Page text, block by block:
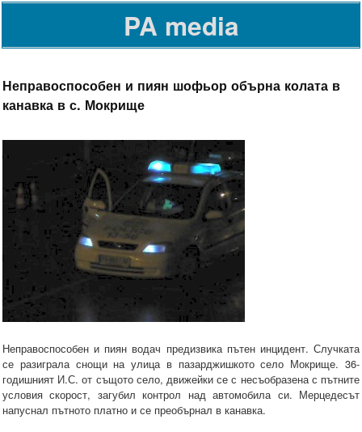
PA media
Неправоспособен и пиян шофьор обърна колата в
канавка в с. Мокрище
Неправоспособен и пиян водач предизвика пътен инцидент. Случката
се разиграла снощи на улица в пазарджишкото село Мокрище. 36-
годишният И.С. от същото село, движейки се с несъобразена с пътните
условия скорост, загубил контрол над автомобила си. Мерцедесът
напуснал пътното платно и се преобърнал в канавка.